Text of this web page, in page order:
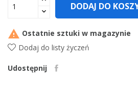
DODAJ DO
 Ostatnie sztuki w magazynie
Dodaj do listy życzeń
Udostępnij